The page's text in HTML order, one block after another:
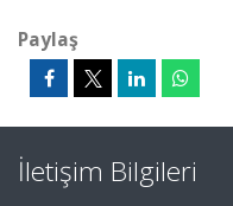
Paylaş
İletişim Bilgileri